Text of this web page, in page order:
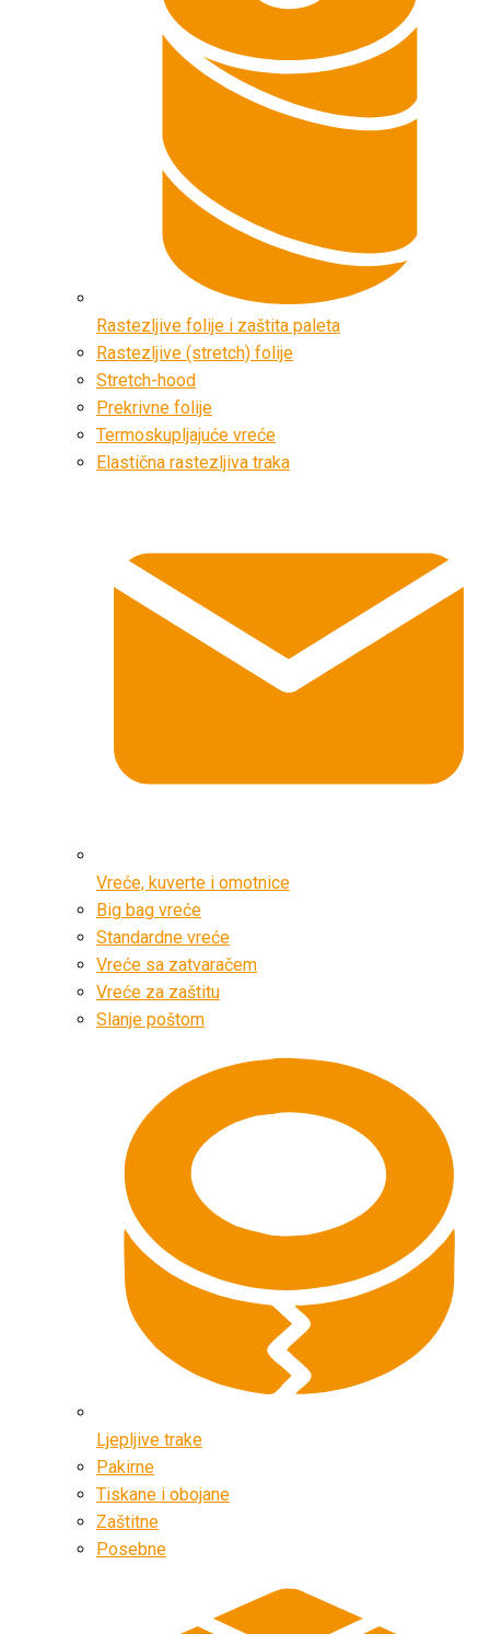
Rastezljive folije i zaštita paleta
Rastezljive (stretch) folije
Stretch-hood
Prekrivne folije
Termoskupljajuće vreće
Elastična rastezljiva traka
Vreće, kuverte i omotnice
Big bag vreće
Standardne vreće
Vreće sa zatvaračem
Vreće za zaštitu
Slanje poštom
Ljepljive trake
Pakirne
Tiskane i obojane
Zaštitne
Posebne